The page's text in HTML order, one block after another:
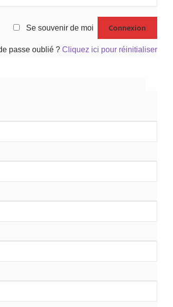
Se souvenir de moi
passe oublié ? Cliquez ici pour réinitialiser